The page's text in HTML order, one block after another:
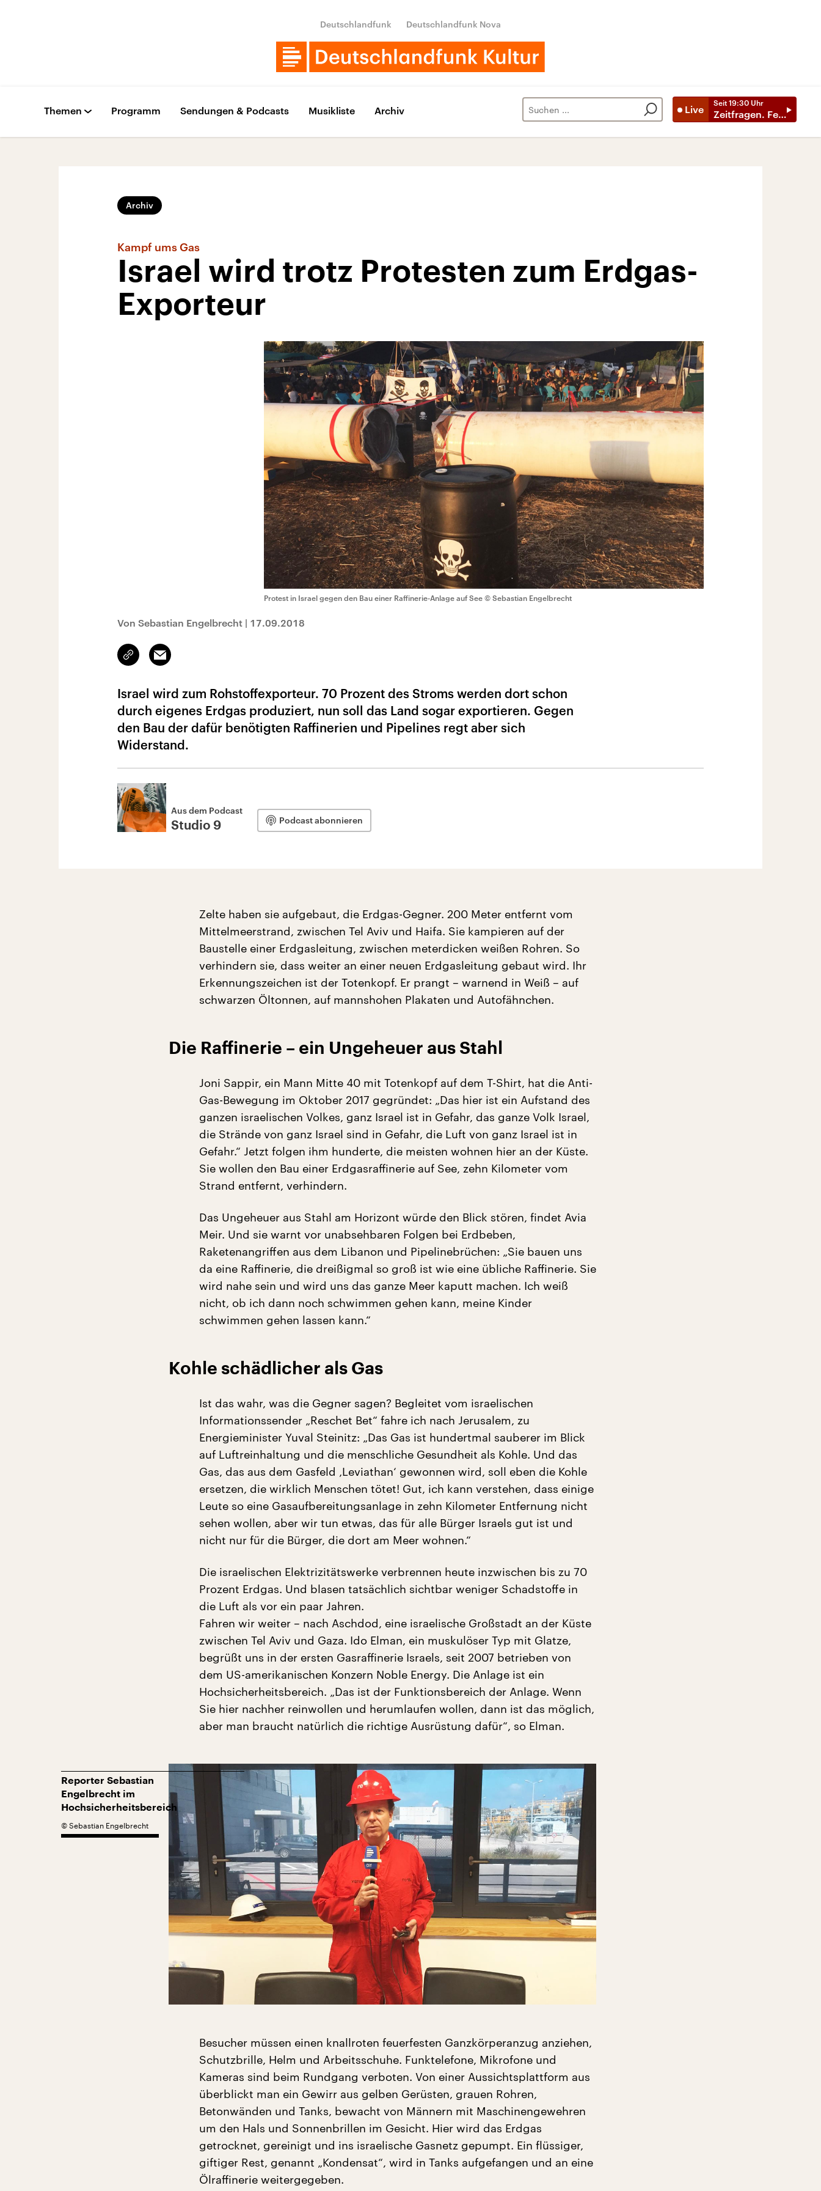
Deutschlandfunk Deutschlandfunk Nova
Live
Seit 19:30 Uhr
Zeitfragen. Feature
Themen Programm Sendungen & Podcasts Musikliste Archiv
Archiv
Kampf ums Gas
Israel wird trotz Protesten zum Erdgas-
Exporteur
Protest in Israel gegen den Bau einer Raffinerie-Anlage auf See © Sebastian Engelbrecht
Von Sebastian Engelbrecht | 17.09.2018
Link
kopieren/teilen
Email
Israel wird zum Rohstoffexporteur. 70 Prozent des Stroms werden dort schon
durch eigenes Erdgas produziert, nun soll das Land sogar exportieren. Gegen
den Bau der dafür benötigten Raffinerien und Pipelines regt aber sich
Widerstand.
Aus dem Podcast
Studio 9 Podcast abonnieren
Zelte haben sie aufgebaut, die Erdgas-Gegner. 200 Meter entfernt vom
Mittelmeerstrand, zwischen Tel Aviv und Haifa. Sie kampieren auf der
Baustelle einer Erdgasleitung, zwischen meterdicken weißen Rohren. So
verhindern sie, dass weiter an einer neuen Erdgasleitung gebaut wird. Ihr
Erkennungszeichen ist der Totenkopf. Er prangt – warnend in Weiß – auf
schwarzen Öltonnen, auf mannshohen Plakaten und Autofähnchen.
Die Raffinerie – ein Ungeheuer aus Stahl
Joni Sappir, ein Mann Mitte 40 mit Totenkopf auf dem T-Shirt, hat die Anti-
Gas-Bewegung im Oktober 2017 gegründet: „Das hier ist ein Aufstand des
ganzen israelischen Volkes, ganz Israel ist in Gefahr, das ganze Volk Israel,
die Strände von ganz Israel sind in Gefahr, die Luft von ganz Israel ist in
Gefahr.“ Jetzt folgen ihm hunderte, die meisten wohnen hier an der Küste.
Sie wollen den Bau einer Erdgasraffinerie auf See, zehn Kilometer vom
Strand entfernt, verhindern.
Das Ungeheuer aus Stahl am Horizont würde den Blick stören, findet Avia
Meir. Und sie warnt vor unabsehbaren Folgen bei Erdbeben,
Raketenangriffen aus dem Libanon und Pipelinebrüchen: „Sie bauen uns
da eine Raffinerie, die dreißigmal so groß ist wie eine übliche Raffinerie. Sie
wird nahe sein und wird uns das ganze Meer kaputt machen. Ich weiß
nicht, ob ich dann noch schwimmen gehen kann, meine Kinder
schwimmen gehen lassen kann.“
Kohle schädlicher als Gas
Ist das wahr, was die Gegner sagen? Begleitet vom israelischen
Informationssender „Reschet Bet“ fahre ich nach Jerusalem, zu
Energieminister Yuval Steinitz: „Das Gas ist hundertmal sauberer im Blick
auf Luftreinhaltung und die menschliche Gesundheit als Kohle. Und das
Gas, das aus dem Gasfeld ‚Leviathan‘ gewonnen wird, soll eben die Kohle
ersetzen, die wirklich Menschen tötet! Gut, ich kann verstehen, dass einige
Leute so eine Gasaufbereitungsanlage in zehn Kilometer Entfernung nicht
sehen wollen, aber wir tun etwas, das für alle Bürger Israels gut ist und
nicht nur für die Bürger, die dort am Meer wohnen.“
Die israelischen Elektrizitätswerke verbrennen heute inzwischen bis zu 70
Prozent Erdgas. Und blasen tatsächlich sichtbar weniger Schadstoffe in
die Luft als vor ein paar Jahren.
Fahren wir weiter – nach Aschdod, eine israelische Großstadt an der Küste
zwischen Tel Aviv und Gaza. Ido Elman, ein muskulöser Typ mit Glatze,
begrüßt uns in der ersten Gasraffinerie Israels, seit 2007 betrieben von
dem US-amerikanischen Konzern Noble Energy. Die Anlage ist ein
Hochsicherheitsbereich. „Das ist der Funktionsbereich der Anlage. Wenn
Sie hier nachher reinwollen und herumlaufen wollen, dann ist das möglich,
aber man braucht natürlich die richtige Ausrüstung dafür“, so Elman.
Reporter Sebastian
Engelbrecht im
Hochsicherheitsbereich
© Sebastian Engelbrecht
Besucher müssen einen knallroten feuerfesten Ganzkörperanzug anziehen,
Schutzbrille, Helm und Arbeitsschuhe. Funktelefone, Mikrofone und
Kameras sind beim Rundgang verboten. Von einer Aussichtsplattform aus
überblickt man ein Gewirr aus gelben Gerüsten, grauen Rohren,
Betonwänden und Tanks, bewacht von Männern mit Maschinengewehren
um den Hals und Sonnenbrillen im Gesicht. Hier wird das Erdgas
getrocknet, gereinigt und ins israelische Gasnetz gepumpt. Ein flüssiger,
giftiger Rest, genannt „Kondensat“, wird in Tanks aufgefangen und an eine
Ölraffinerie weitergegeben.